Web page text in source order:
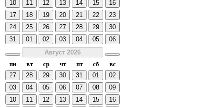
10
11 12 13 14 15
16
17
18 19 20 21 22
23
24
25 26 27 28 29
30
31
01 02 03 04 05
06
Август 2026
пн
вт ср чт пт сб
вс
27
28 29 30 31 01
02
03
04 05 06 07 08
09
10
11 12 13 14 15
16